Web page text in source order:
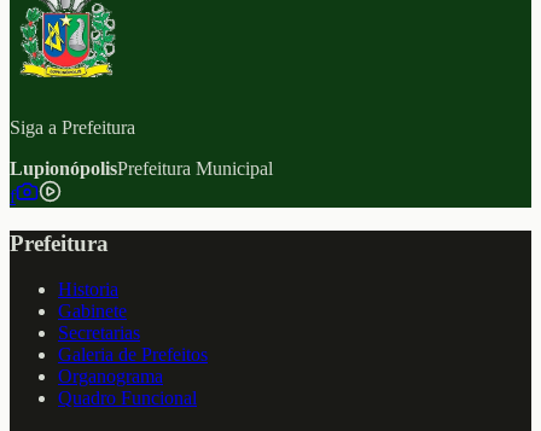
Siga a Prefeitura
LupionópolisPrefeitura Municipal
f
Prefeitura
Historia
Gabinete
Secretarias
Galeria de Prefeitos
Organograma
Quadro Funcional